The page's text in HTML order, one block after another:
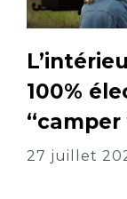
100%
“camper
27 juillet